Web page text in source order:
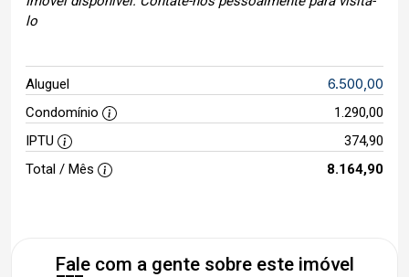
lo
Aluguel 6.500,00
Condomínio
1.290,00
IPTU
374,90
Total / Mês
8.164,90
Fale com a gente sobre este imóvel